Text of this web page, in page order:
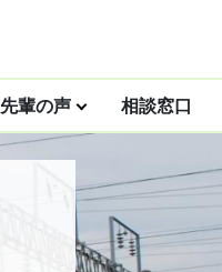
先輩の声 相談窓口